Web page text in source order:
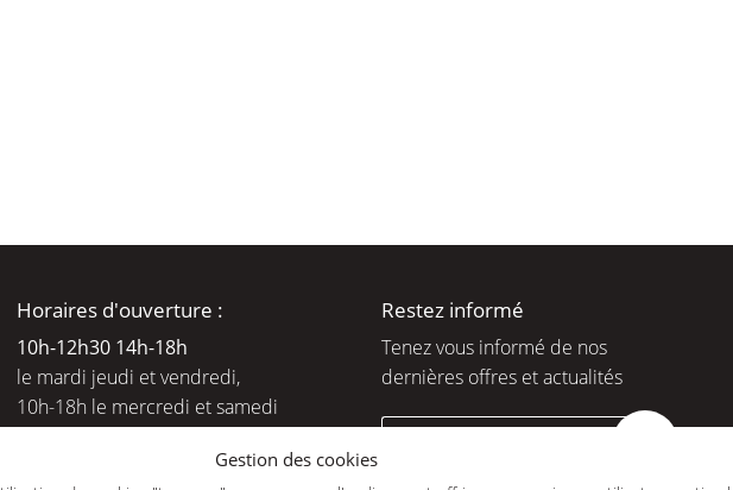
Horaires d'ouverture :
10h-12h30 14h-18h
le mardi jeudi et vendredi,
10h-18h le mercredi et samedi
Restez informé
Tenez vous informé de nos
dernières offres et actualités
Gestion des cookies